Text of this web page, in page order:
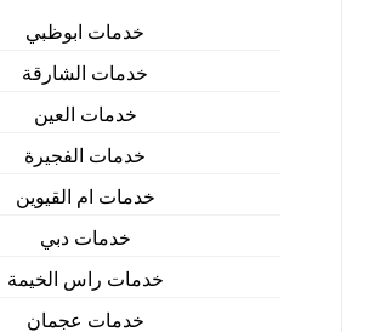
خدمات ابوظبي
خدمات الشارقة
خدمات العين
خدمات الفجيرة
خدمات ام القيوين
خدمات دبي
خدمات راس الخيمة
خدمات عجمان